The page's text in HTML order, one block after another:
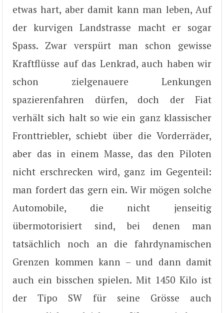
etwas hart, aber damit kann man leben, Auf
der kurvigen Landstrasse macht er sogar
Spass. Zwar verspürt man schon gewisse
Kraftflüsse auf das Lenkrad, auch haben wir
schon zielgenauere Lenkungen
spazierenfahren dürfen, doch der Fiat
verhält sich halt so wie ein ganz klassischer
Fronttriebler, schiebt über die Vorderräder,
aber das in einem Masse, das den Piloten
nicht erschrecken wird, ganz im Gegenteil:
man fordert das gern ein. Wir mögen solche
Automobile, die nicht jenseitig
übermotorisiert sind, bei denen man
tatsächlich noch an die fahrdynamischen
Grenzen kommen kann – und dann damit
auch ein bisschen spielen. Mit 1450 Kilo ist
der Tipo SW für seine Grösse auch